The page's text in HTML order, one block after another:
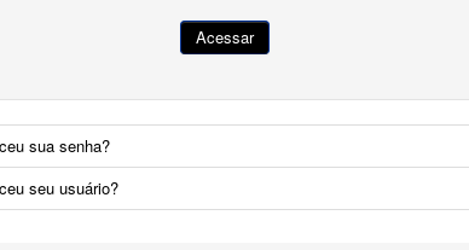
Acessar
sua senha?
seu usuário?